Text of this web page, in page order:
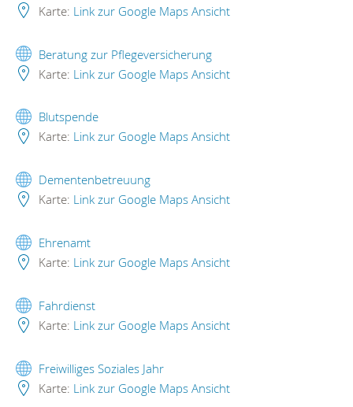
Karte: Link zur Google Maps Ansicht
Beratung zur Pflegeversicherung
Karte: Link zur Google Maps Ansicht
Blutspende
Karte: Link zur Google Maps Ansicht
Dementenbetreuung
Karte: Link zur Google Maps Ansicht
Ehrenamt
Karte: Link zur Google Maps Ansicht
Fahrdienst
Karte: Link zur Google Maps Ansicht
Freiwilliges Soziales Jahr
Karte: Link zur Google Maps Ansicht